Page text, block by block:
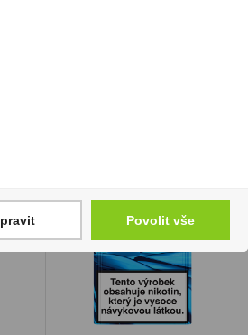
Povolit vše